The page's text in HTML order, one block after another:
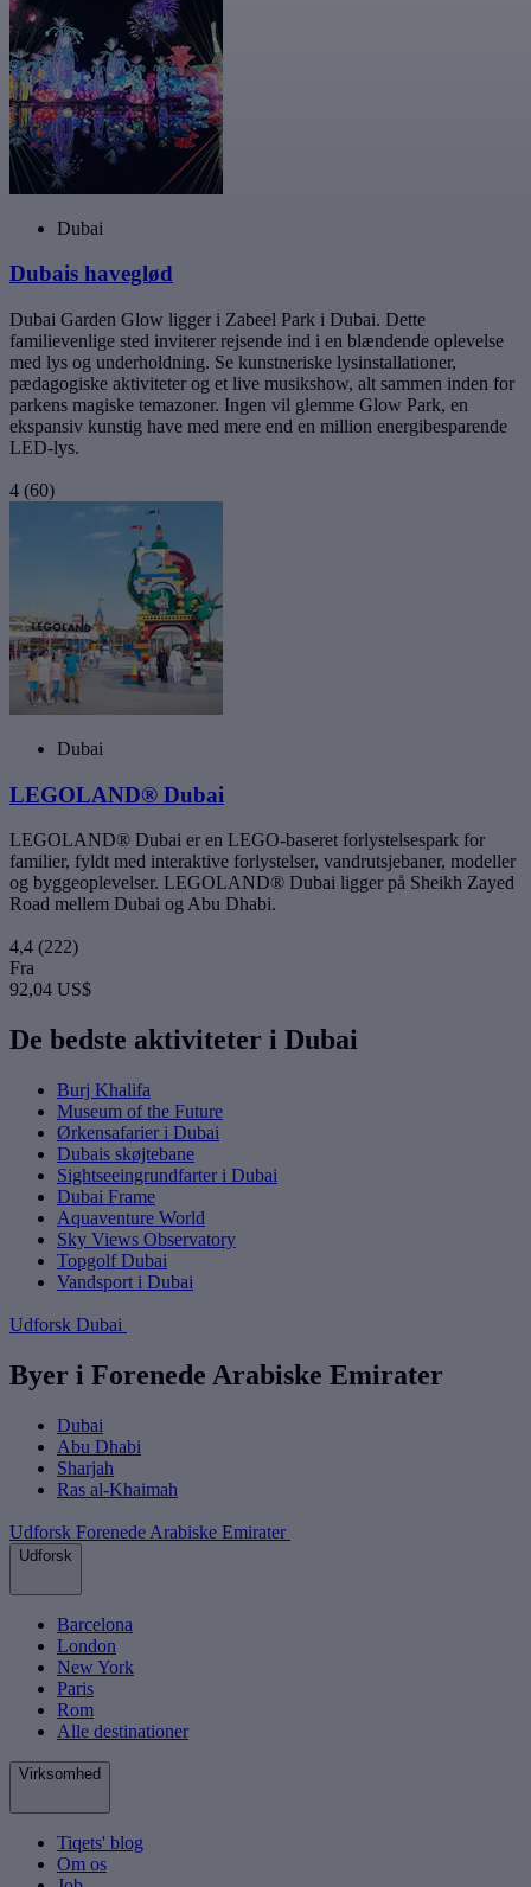
Dubai
Dubais haveglød
Dubai Garden Glow ligger i Zabeel Park i Dubai. Dette
familievenlige sted inviterer rejsende ind i en blændende oplevelse
med lys og underholdning. Se kunstneriske lysinstallationer,
pædagogiske aktiviteter og et live musikshow, alt sammen inden for
parkens magiske temazoner. Ingen vil glemme Glow Park, en
ekspansiv kunstig have med mere end en million energibesparende
LED-lys.
4 (60)
Dubai
LEGOLAND® Dubai
LEGOLAND® Dubai er en LEGO-baseret forlystelsespark for
familier, fyldt med interaktive forlystelser, vandrutsjebaner, modeller
og byggeoplevelser. LEGOLAND® Dubai ligger på Sheikh Zayed
Road mellem Dubai og Abu Dhabi.
4,4 (222)
Fra
92,04 US$
De bedste aktiviteter i Dubai
Burj Khalifa
Museum of the Future
Ørkensafarier i Dubai
Dubais skøjtebane
Sightseeingrundfarter i Dubai
Dubai Frame
Aquaventure World
Sky Views Observatory
Topgolf Dubai
Vandsport i Dubai
Udforsk Dubai
Byer i Forenede Arabiske Emirater
Dubai
Abu Dhabi
Sharjah
Ras al-Khaimah
Udforsk Forenede Arabiske Emirater
Udforsk
Barcelona
London
New York
Paris
Rom
Alle destinationer
Virksomhed
Tiqets' blog
Om os